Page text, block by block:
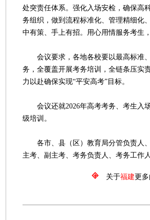
处突责任体系。强化入场安检，确保高
务组织，做到流程标准化、管理精细化
中有策、手上有招。用心用情服务考生
会议要求，各地各校要以最高标准、
务，全覆盖开展考务培训，全链条压实
力以赴确保实现“平安高考”目标。
会议还就2026年高考考务、考生入
级培训。
各市、县（区）教育局分管负责人、
主考、副主考、考务负责人、考务工作
关于福建更